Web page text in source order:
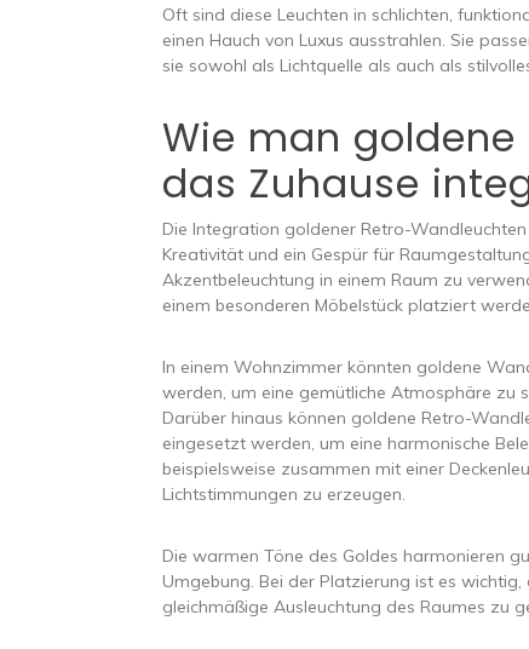
Oft sind diese Leuchten in schlichten,
einen Hauch von Luxus ausstrahlen. Sie
sie sowohl als Lichtquelle als auch als
Wie man
das Zuhause
Die Integration goldener Retro-
Kreativität und ein Gespür für
Akzentbeleuchtung in einem Raum zu
einem besonderen Möbelstück platziert
In einem Wohnzimmer könnten goldene
werden, um eine gemütliche Atmosphäre zu
Darüber hinaus können goldene Retro-
eingesetzt werden, um eine harmonische
beispielsweise zusammen mit einer
Lichtstimmungen zu erzeugen.
Die warmen Töne des Goldes harmonieren
Umgebung. Bei der Platzierung ist es
gleichmäßige Ausleuchtung des Raumes zu